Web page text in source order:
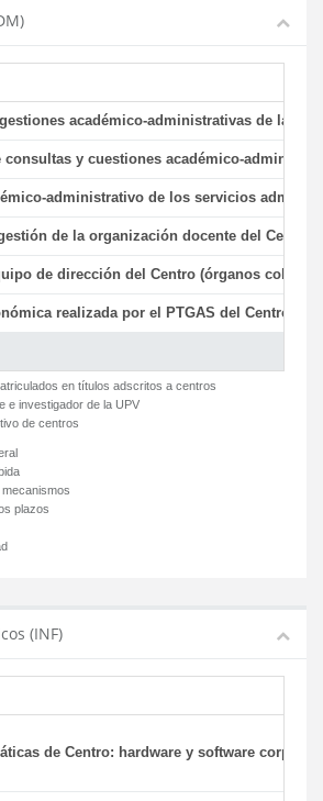
académico-administrativas de la
consultas y cuestiones académico-
administrativo de los servicios
de la organización docente del Centro
de dirección del Centro (órganos
realizada por el PTGAS del Centro
en títulos adscritos a centros
e investigador de la UPV
de centros
plazos
(INF)
de Centro: hardware y software